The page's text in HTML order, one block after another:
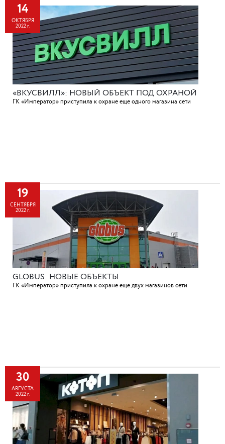
14
ОКТЯБРЯ
2022 г.
«ВКУСВИЛЛ»: НОВЫЙ ОБЪЕКТ ПОД ОХРАНОЙ
ГК «Император» приступила к охране еще одного магазина сети
19
СЕНТЯБРЯ
2022 г.
GLOBUS: НОВЫЕ ОБЪЕКТЫ
ГК «Император» приступила к охране еще двух магазинов сети
30
АВГУСТА
2022 г.